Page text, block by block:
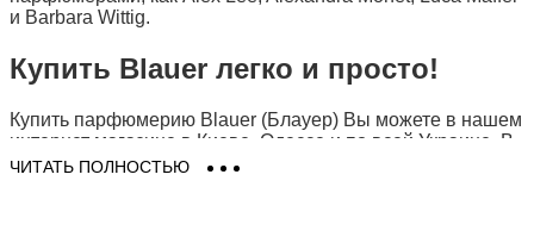
и Barbara Wittig.
Купить Blauer легко и просто!
Купить парфюмерию Blauer (Блауер) Вы можете в нашем
интернет магазине в Киеве, Одессе и по всей Украине. В
наличии есть все представленные ароматы Blauer -
ЧИТАТЬ ПОЛНОСТЬЮ